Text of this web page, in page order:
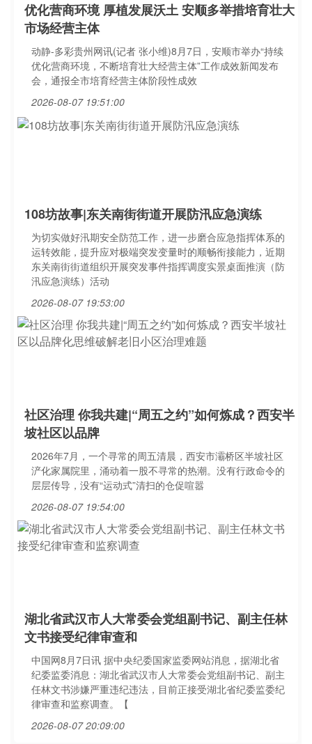
优化营商环境 厚植发展沃土 安顺多举措培育壮大
市场经营主体
动静-多彩贵州网讯(记者 张小维)8月7日，安顺市举办“持续
优化营商环境，不断培育壮大经营主体”工作成效新闻发布
会，通报全市培育经营主体阶段性成效
2026-08-07 19:51:00
108坊故事|东关南街街道开展防汛应急演练
为切实做好汛期安全防范工作，进一步磨合应急指挥体系的
运转效能，提升应对极端突发变量时的顺畅衔接能力，近期
东关南街街道组织开展突发事件指挥调度实景桌面推演（防
汛应急演练）活动
2026-08-07 19:53:00
社区治理 你我共建|“周五之约”如何炼成？西安半
坡社区以品牌
2026年7月，一个寻常的周五清晨，西安市灞桥区半坡社区
浐化家属院里，涌动着一股不寻常的热潮。没有行政命令的
层层传导，没有“运动式”清扫的仓促喧嚣
2026-08-07 19:54:00
湖北省武汉市人大常委会党组副书记、副主任林
文书接受纪律审查和
中国网8月7日讯 据中央纪委国家监委网站消息，据湖北省
纪委监委消息：湖北省武汉市人大常委会党组副书记、副主
任林文书涉嫌严重违纪违法，目前正接受湖北省纪委监委纪
律审查和监察调查。【
2026-08-07 20:09:00